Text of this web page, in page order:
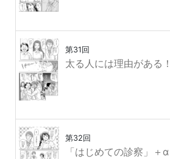
第31回
太る人には理由がある
第32回
「はじめての診察」＋α